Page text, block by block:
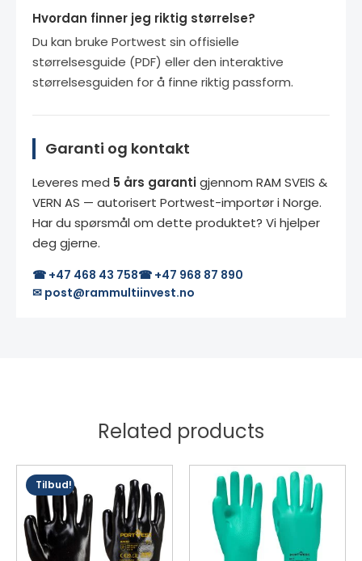
Hvordan finner jeg riktig størrelse?
Du kan bruke Portwest sin offisielle
størrelsesguide (PDF) eller den interaktive
størrelsesguiden for å finne riktig passform.
Garanti og kontakt
Leveres med 5 års garantigjennom RAM SVEIS &
VERN AS — autorisert Portwest-importør i Norge.
Har du spørsmål om dette produktet? Vi hjelper
deg gjerne.
☎ +47 468 43 758☎ +47 968 87 890
✉ post@rammultiinvest.no
Related products
Tilbud!
Dette
produktet
har
flere
varianter.
Dette
produktet
flere
varianter.